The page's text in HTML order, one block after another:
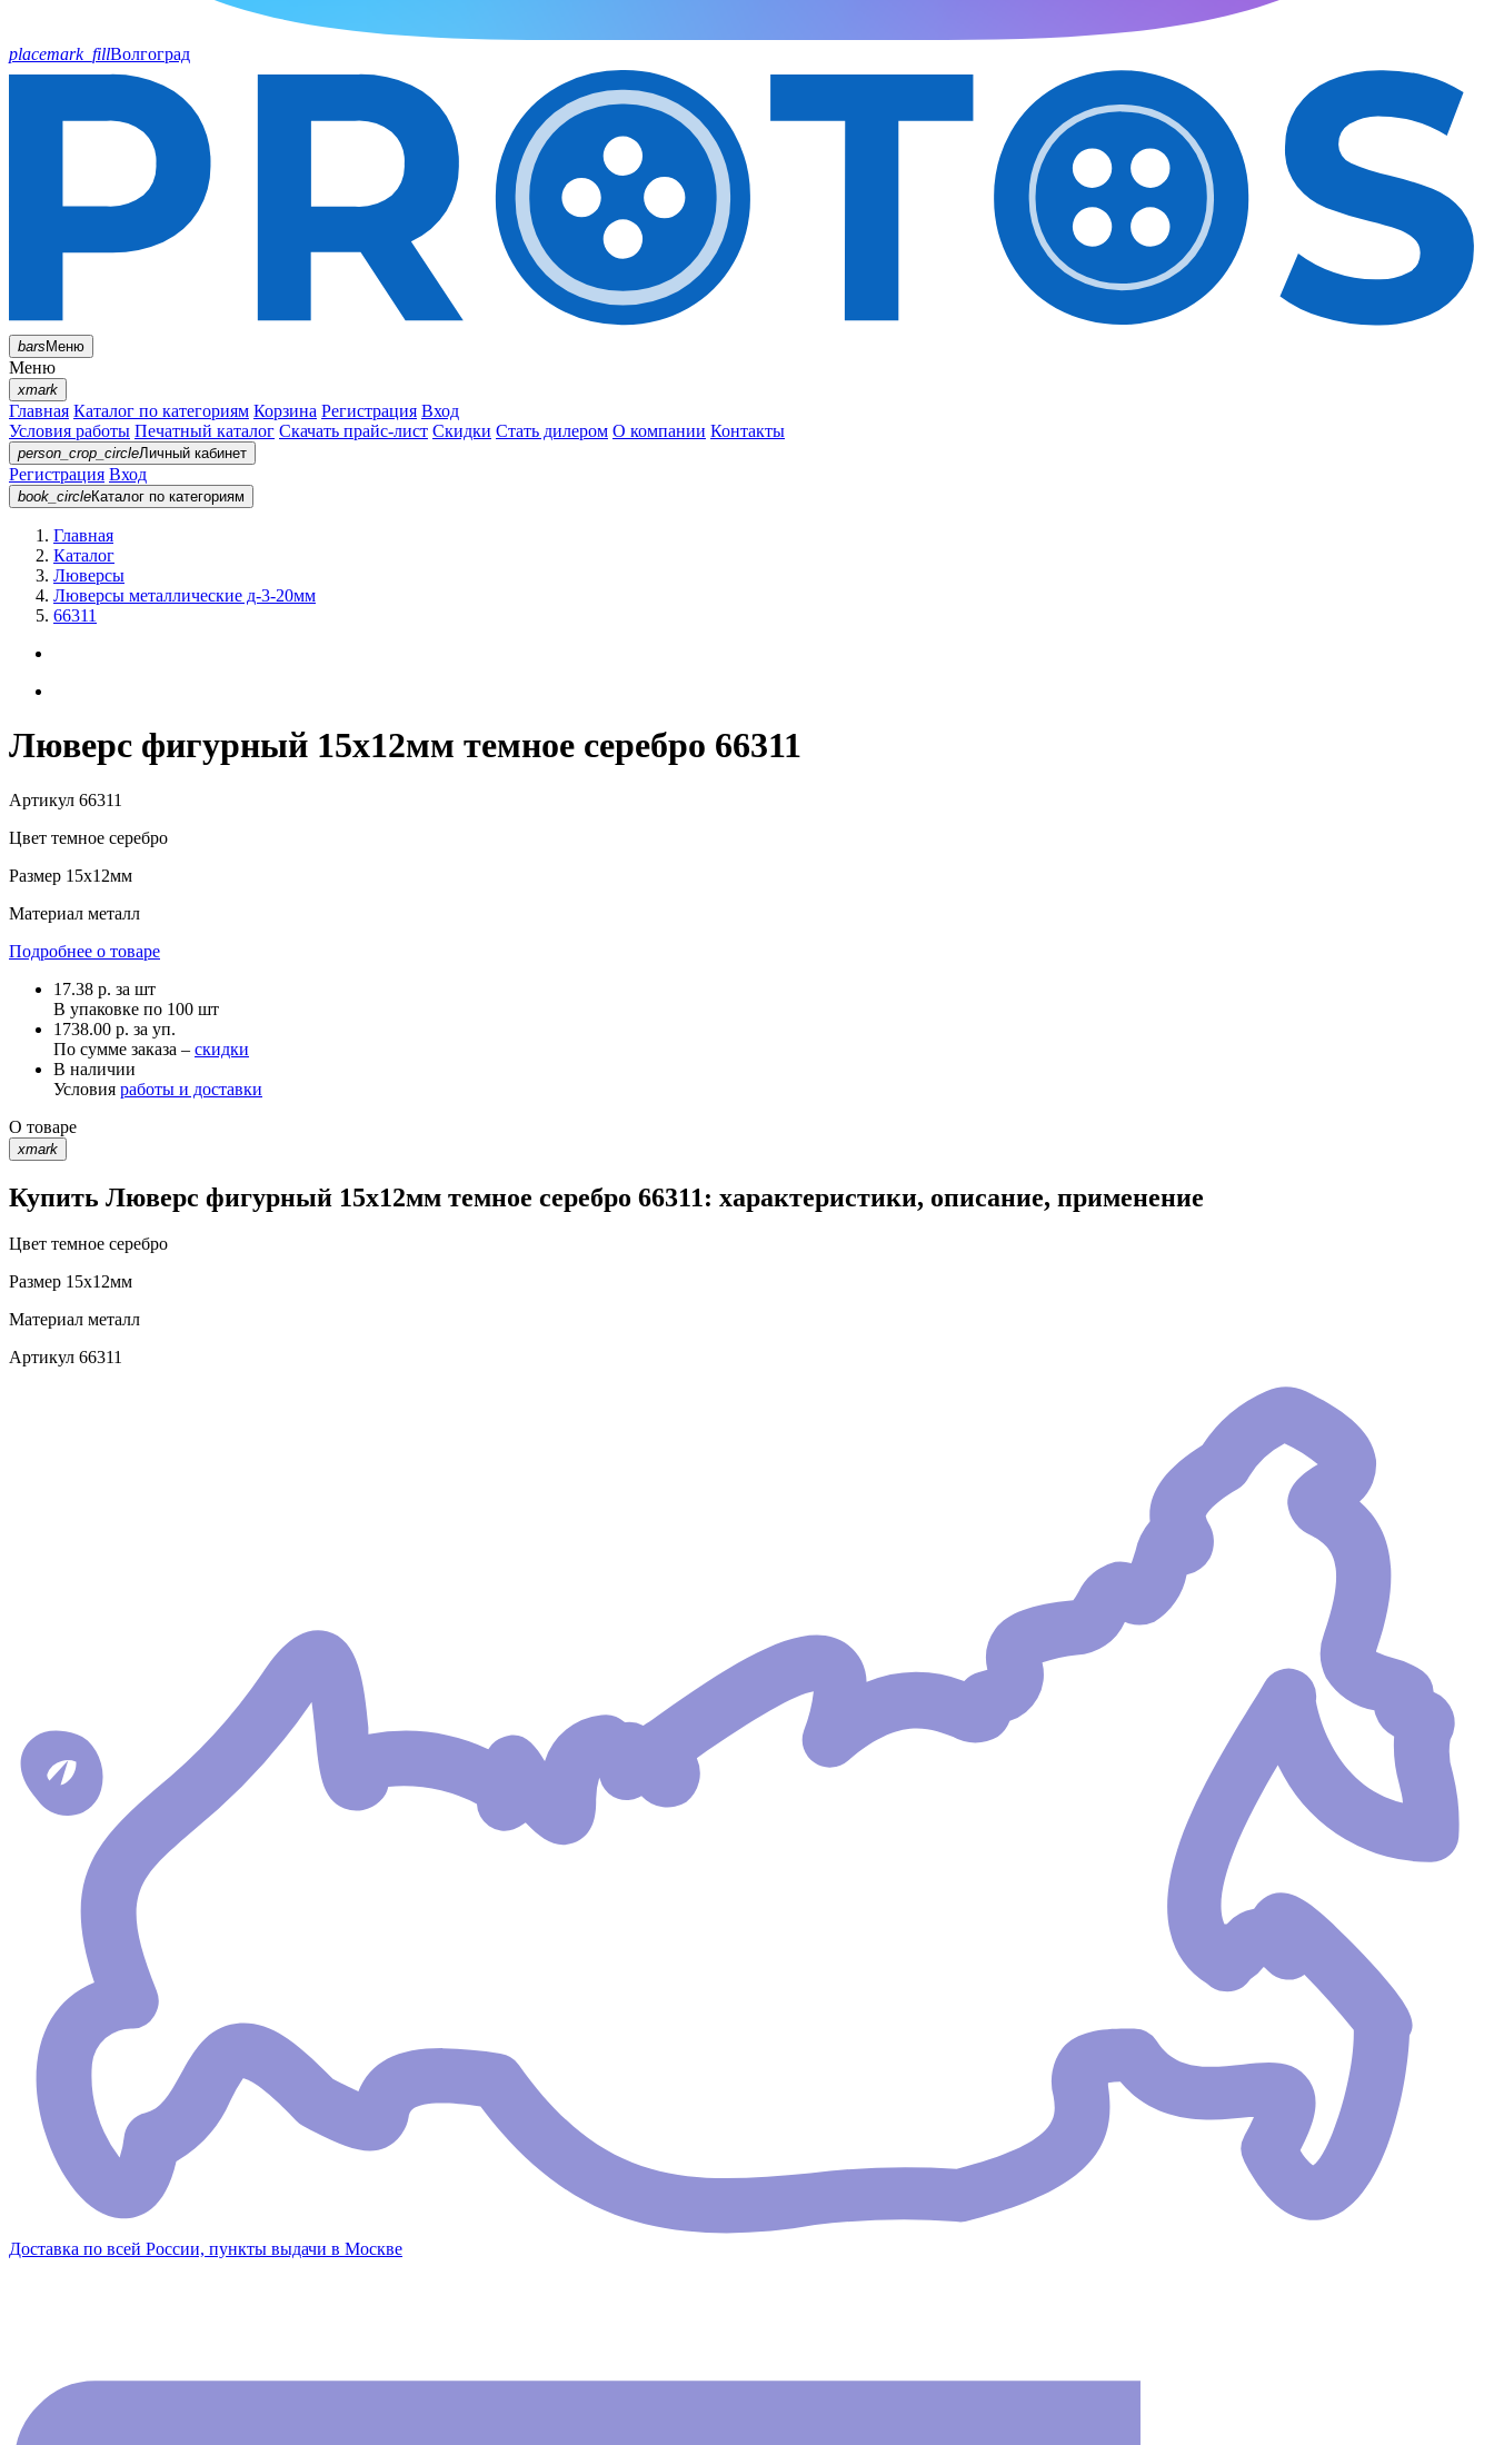
placemark_fillВолгоград
barsМеню
Меню
xmark
Главная Каталог по категориям Корзина Регистрация Вход
Условия работы Печатный каталог Скачать прайс-лист Скидки Стать дилером О компании Контакты
person_crop_circleЛичный кабинет
Регистрация Вход
book_circleКаталог по категориям
Главная
Каталог
Люверсы
Люверсы металлические д-3-20мм
66311
Люверс фигурный 15х12мм темное серебро 66311
Артикул 66311
Цвет темное серебро
Размер 15х12мм
Материал металл
Подробнее о товаре
17.38 р. за шт
В упаковке по 100 шт
1738.00 р. за уп.
По сумме заказа – скидки
В наличии
Условия работы и доставки
О товаре
xmark
Купить Люверс фигурный 15х12мм темное серебро 66311: характеристики, описание, применение
Цвет темное серебро
Размер 15х12мм
Материал металл
Артикул 66311
Доставка по всей России, пункты выдачи в Москве